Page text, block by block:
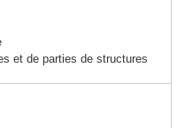
et de parties de structures